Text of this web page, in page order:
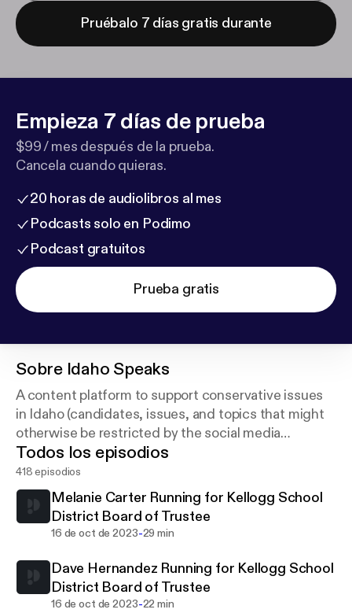
Pruébalo 7 días gratis durante
Empieza 7 días de prueba
$99 / mes después de la prueba.
Cancela cuando quieras.
20 horas de audiolibros al mes
Podcasts solo en Podimo
Podcast gratuitos
Prueba gratis
Sobre Idaho Speaks
A content platform to support conservative issues
in Idaho (candidates, issues, and topics that might
otherwise be restricted by the social media
platforms or ignored by the local and statewide
media outlets.)
Todos los episodios
418 episodios
Melanie Carter Running for Kellogg School
District Board of Trustee
16 de oct de 2023-29 min
Dave Hernandez Running for Kellogg School
District Board of Trustee
16 de oct de 2023-22 min